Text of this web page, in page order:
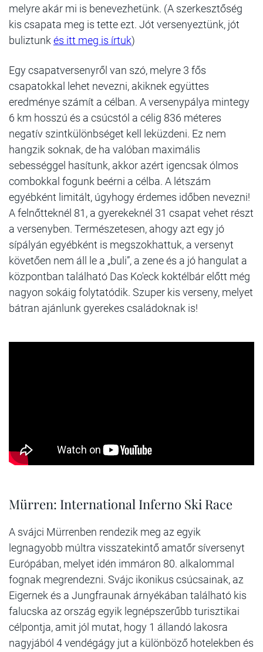
melyre akár mi is benevezhetünk. (A szerkesztőség
kis csapata meg is tette ezt. Jót versenyeztünk, jót
buliztunkés itt meg is írtuk)
Egy csapatversenyről van szó, melyre 3 fős
csapatokkal lehet nevezni, akiknek együttes
eredménye számít a célban. A versenypálya mintegy
6 km hosszú és a csúcstól a célig 836 méteres
negatív szintkülönbséget kell leküzdeni. Ez nem
hangzik soknak, de ha valóban maximális
sebességgel hasítunk, akkor azért igencsak ólmos
combokkal fogunk beérni a célba. A létszám
egyébként limitált, úgyhogy érdemes időben nevezni!
A felnőtteknél 81, a gyerekeknél 31 csapat vehet részt
a versenyben. Természetesen, ahogy azt egy jó
sípályán egyébként is megszokhattuk, a versenyt
követően nem áll le a „buli”, a zene és a jó hangulat a
központban található Das Ko'eck koktélbár előtt még
nagyon sokáig folytatódik. Szuper kis verseny, melyet
bátran ajánlunk gyerekes családoknak is!
Mürren: International Inferno Ski Race
A svájci Mürrenben rendezik meg az egyik
legnagyobb múltra visszatekintő amatőr síversenyt
Európában, melyet idén immáron 80. alkalommal
fognak megrendezni. Svájc ikonikus csúcsainak, az
Eigernek és a Jungfraunak árnyékában található kis
falucska az ország egyik legnépszerűbb turisztikai
célpontja, amit jól mutat, hogy 1 állandó lakosra
nagyjából 4 vendégágy jut a különböző hotelekben és